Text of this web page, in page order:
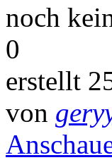
noch
0
erstellt
von